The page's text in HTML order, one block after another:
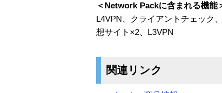
＜Network Packに含まれる機能
L4VPN、クライアントチェック
想サイト×2、L3VPN
関連リンク